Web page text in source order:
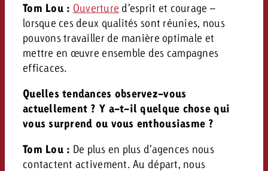
Tom Lou : Ouverture d’esprit et courage –
lorsque ces deux qualités sont réunies, nous
pouvons travailler de manière optimale et
mettre en œuvre ensemble des campagnes
efficaces.
Quelles tendances observez-vous
actuellement ? Y a-t-il quelque chose qui
vous surprend ou vous enthousiasme ?
Tom Lou : De plus en plus d’agences nous
contactent activement. Au départ, nous